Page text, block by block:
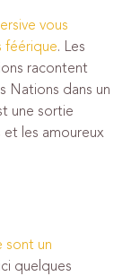
vous
féérique. Les
racontent
Nations dans un
une sortie
les amoureux
sont un
quelques